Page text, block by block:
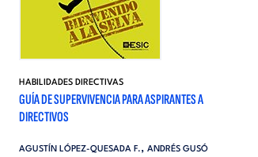
HABILIDADES DIRECTIVAS
GUÍA DE SUPERVIVENCIA PARA ASPIRANTES A
DIRECTIVOS
AGUSTÍN LÓPEZ-QUESADA F., ANDRÉS GUSÓ